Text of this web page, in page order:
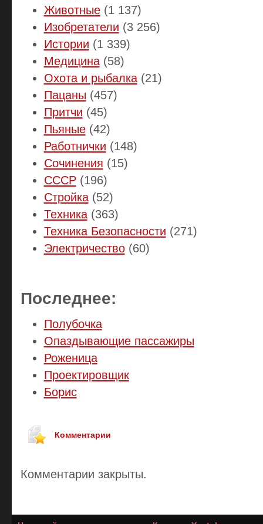
Животные(1 137)
Изобретатели (3 256)
Истории (1 339)
Медицина(58)
Охота и рыбалка(21)
Пацаны (457)
Притчи (45)
Пьяные(42)
Работнички (148)
Сочинения (15)
СССР(196)
Стройка(52)
Техника(363)
Техника Безопасности (271)
Электричество(60)
Последнее:
Полубочка
Опаздывающие пассажиры
Роженица
Проектировщик
Борис
Комментарии
Комментарии закрыты.